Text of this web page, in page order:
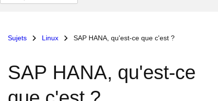
la
Sujets Linux SAP HANA, qu'est-ce que c'est ?
SAP HANA, qu'est-ce